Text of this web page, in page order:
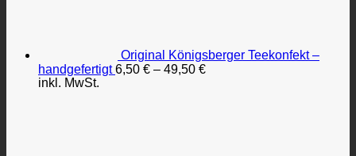
Original Königsberger Teekonfekt –
handgefertigt 6,50 € – 49,50 €
inkl. MwSt.